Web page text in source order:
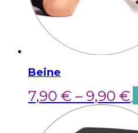
Beine
7,90 € – 9,90 €